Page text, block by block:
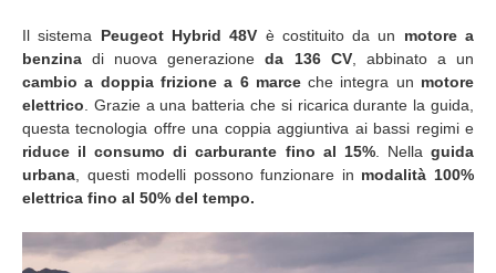
Il sistema Peugeot Hybrid 48V è costituito da un motore a
benzina di nuova generazioneda 136 CV, abbinato a un
cambio a doppia frizione a 6 marceche integra un motore
elettrico . Grazie a una batteria che si ricarica durante la guida,
questa tecnologia offre una coppia aggiuntiva ai bassi regimi e
riduce il consumo di carburante fino al 15%. Nellaguida
urbana , questi modelli possono funzionare in modalità 100%
elettrica fino al 50% del tempo.